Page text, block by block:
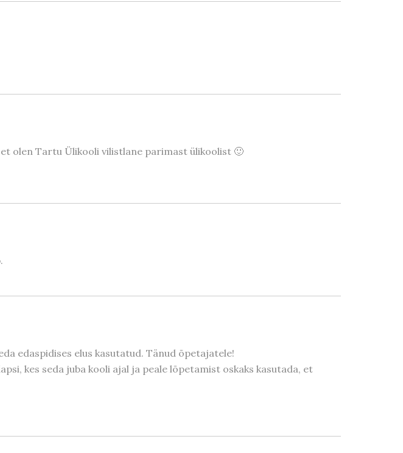
olen Tartu Ülikooli vilistlane parimast ülikoolist 🙂
edaspidises elus kasutatud. Tänud õpetajatele!
kes seda juba kooli ajal ja peale lõpetamist oskaks kasutada, et